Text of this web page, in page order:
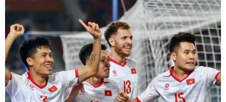
lao to lớn của các anh hùng liệt sỹ trên mọi miền Tổ
quốc Việt Nam thân yêu đã hiến trọn tuổi thanh xuân,
máu xương vì độc lập, tự do cho đất nước.